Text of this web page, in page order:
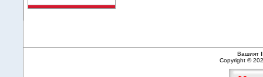
Вашият
Copyright ©